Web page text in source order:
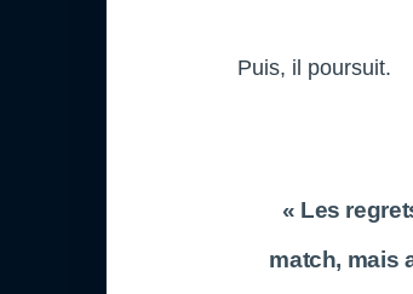
Puis, il poursuit.
« Les
match, mais